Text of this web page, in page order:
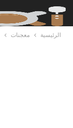
الرئيسية معجنات